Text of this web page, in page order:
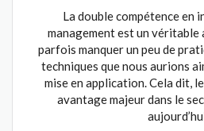
La double compétence en
management est un véritable
parfois manquer un peu de
techniques que nous aurions
mise en application. Cela dit,
avantage majeur dans le